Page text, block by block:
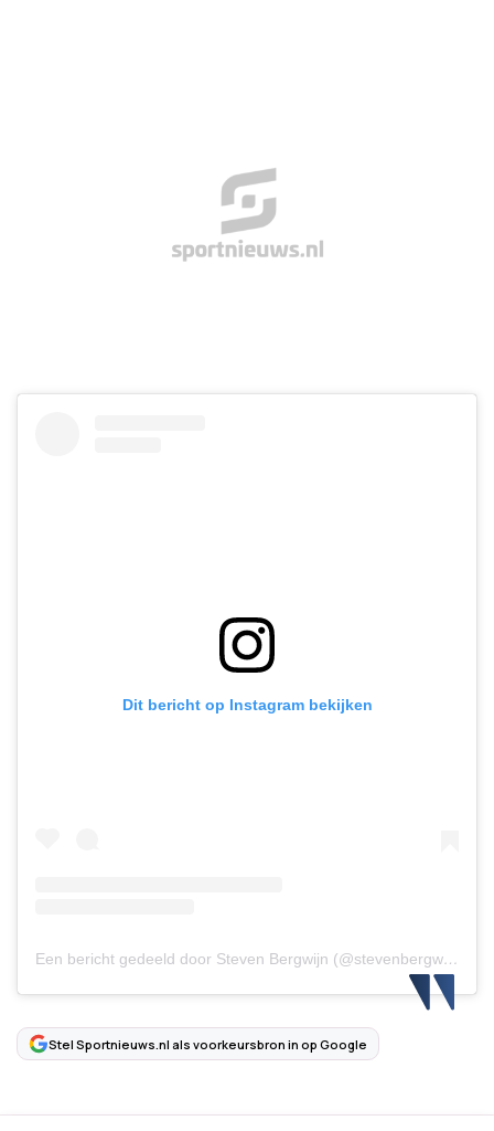
Dit bericht op Instagram bekijken
Een bericht gedeeld door Steven Bergwijn (@stevenbergwijn)
Stel Sportnieuws.nl als voorkeursbron in op Google